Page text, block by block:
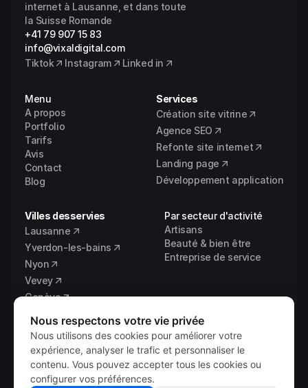
internet à Lausanne, et dans toute
la Suisse Romande
+41 79 907 15 83
info@vixaldigital.com
Tiktok
Instagram Linked in
Menu
A propos
Portfolio
Tarifs
Avis
Contact
Blog
Par secteur d'activité
Artisans
Beauté & bien être
Entreprise de service
Villes desservies
Yverdon-les-bains
Nyon
Vevey
Lausanne
Genève
Vaud
Services
Refonte site internet
Landing page
Agence SEO
Création site vitrine
Développement application
© 2026 Vixal Digital
Nous respectons votre vie privée
Nous utilisons des cookies pour améliorer votre
expérience, analyser le trafic et personnaliser le
contenu. Vous pouvez accepter tous les cookies ou
configurer vos préférences.